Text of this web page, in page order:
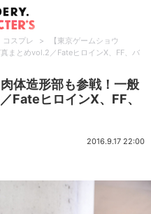
コスプレ >
【東京ゲームショウ
まとめvol.2／FateヒロインX、FF、バ
体造形部も参戦！一般
FateヒロインX、FF、
2016.9.17 22:00